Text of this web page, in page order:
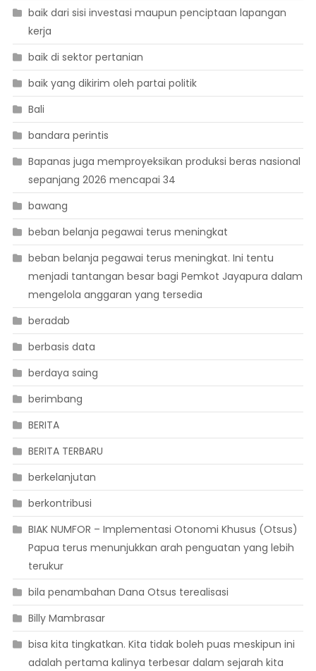
baik dari sisi investasi maupun penciptaan lapangan
kerja
baik di sektor pertanian
baik yang dikirim oleh partai politik
Bali
bandara perintis
Bapanas juga memproyeksikan produksi beras nasional
sepanjang 2026 mencapai 34
bawang
beban belanja pegawai terus meningkat
beban belanja pegawai terus meningkat. Ini tentu
menjadi tantangan besar bagi Pemkot Jayapura dalam
mengelola anggaran yang tersedia
beradab
berbasis data
berdaya saing
berimbang
BERITA
BERITA TERBARU
berkelanjutan
berkontribusi
BIAK NUMFOR – Implementasi Otonomi Khusus (Otsus)
Papua terus menunjukkan arah penguatan yang lebih
terukur
bila penambahan Dana Otsus terealisasi
Billy Mambrasar
bisa kita tingkatkan. Kita tidak boleh puas meskipun ini
adalah pertama kalinya terbesar dalam sejarah kita